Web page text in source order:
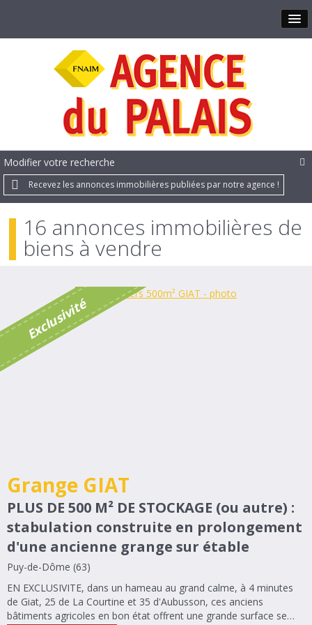
Modifier votre recherche
Recevez les annonces immobilières publiées par notre agence !
16 annonces immobilières de
biens à vendre
E
x
c
l
u
s
i
v
i
t
é
Grange GIAT
PLUS DE 500 M² DE STOCKAGE (ou autre) :
stabulation construite en prolongement
d'une ancienne grange sur étable
Puy-de-Dôme (63)
EN EXCLUSIVITE, dans un hameau au grand calme, à 4 minutes
de Giat, 25 de La Courtine et 35 d'Aubusson, ces anciens
bâtiments agricoles en bon état offrent une grande surface se